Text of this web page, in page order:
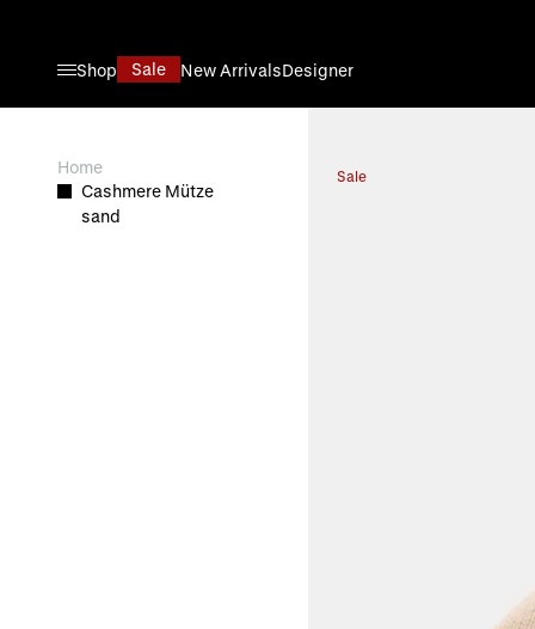
Shop
Sale New ArrivalsDesigner
Home
Cashmere Mütze
sand
Sale